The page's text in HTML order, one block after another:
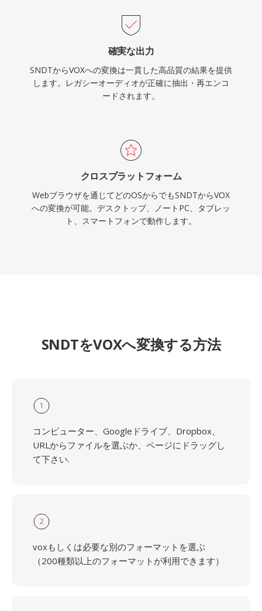
確実な出力
SNDTからVOXへの変換は一貫した高品質の結果を提供
します。レガシーオーディオが正確に抽出・再エンコ
ードされます。
クロスプラットフォーム
Webブラウザを通じてどのOSからでもSNDTからVOX
への変換が可能。デスクトップ、ノートPC、タブレッ
ト、スマートフォンで動作します。
SNDTをVOXへ変換する方法
1
コンピューター、Googleドライブ、Dropbox、
URLからファイルを選ぶか、ページにドラッグし
て下さい.
2
voxもしくは必要な別のフォーマットを選ぶ
（200種類以上のフォーマットが利用できます）